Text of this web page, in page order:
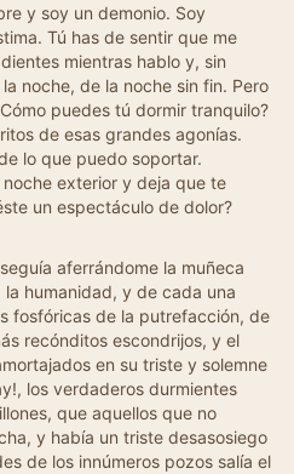
y soy un demonio. Soy
Tú has de sentir que me
mientras hablo y, sin
noche, de la noche sin fin. Pero
puedes tú dormir tranquilo?
de esas grandes agonías.
lo que puedo soportar.
noche exterior y deja que te
un espectáculo de dolor?
aferrándome la muñeca
humanidad, y de cada una
fosfóricas de la putrefacción, de
recónditos escondrijos, y el
en su triste y solemne
los verdaderos durmientes
que aquellos que no
y había un triste desasosiego
de los innúmeros pozos salía el